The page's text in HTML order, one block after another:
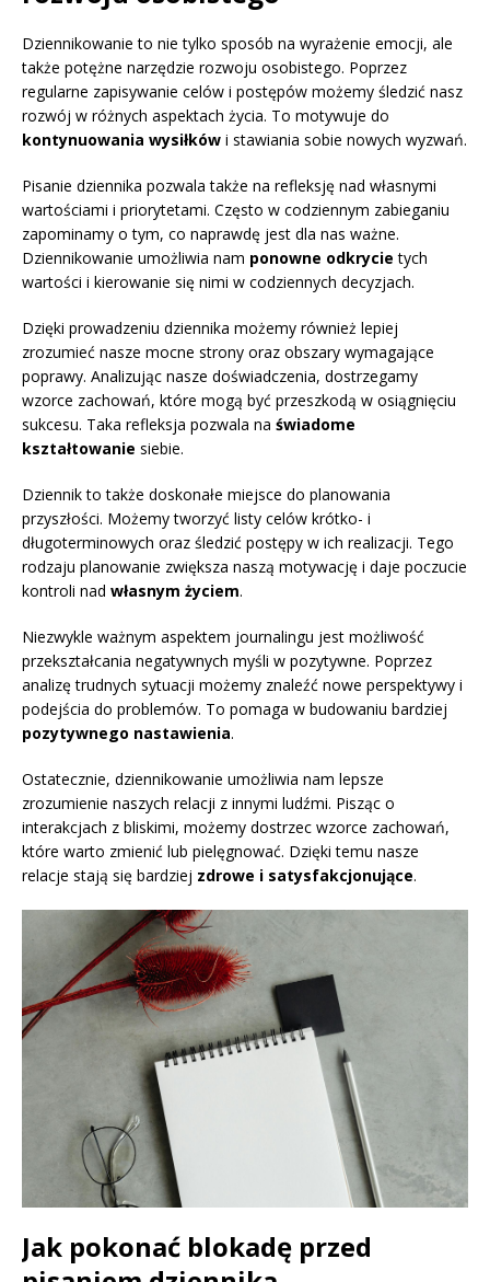
Dziennikowanie to nie tylko sposób na wyrażenie emocji, ale
także potężne narzędzie rozwoju osobistego. Poprzez
regularne zapisywanie celów i postępów możemy śledzić nasz
rozwój w różnych aspektach życia. To motywuje do
kontynuowania wysiłków i stawiania sobie nowych wyzwań.
Pisanie dziennika pozwala także na refleksję nad własnymi
wartościami i priorytetami. Często w codziennym zabieganiu
zapominamy o tym, co naprawdę jest dla nas ważne.
Dziennikowanie umożliwia nam ponowne odkrycie tych
wartości i kierowanie się nimi w codziennych decyzjach.
Dzięki prowadzeniu dziennika możemy również lepiej
zrozumieć nasze mocne strony oraz obszary wymagające
poprawy. Analizując nasze doświadczenia, dostrzegamy
wzorce zachowań, które mogą być przeszkodą w osiągnięciu
sukcesu. Taka refleksja pozwala na świadome
kształtowanie siebie.
Dziennik to także doskonałe miejsce do planowania
przyszłości. Możemy tworzyć listy celów krótko- i
długoterminowych oraz śledzić postępy w ich realizacji. Tego
rodzaju planowanie zwiększa naszą motywację i daje poczucie
kontroli nad własnym życiem.
Niezwykle ważnym aspektem journalingu jest możliwość
przekształcania negatywnych myśli w pozytywne. Poprzez
analizę trudnych sytuacji możemy znaleźć nowe perspektywy i
podejścia do problemów. To pomaga w budowaniu bardziej
pozytywnego nastawienia.
Ostatecznie, dziennikowanie umożliwia nam lepsze
zrozumienie naszych relacji z innymi ludźmi. Pisząc o
interakcjach z bliskimi, możemy dostrzec wzorce zachowań,
które warto zmienić lub pielęgnować. Dzięki temu nasze
relacje stają się bardziej zdrowe i satysfakcjonujące.
Jak pokonać blokadę przed